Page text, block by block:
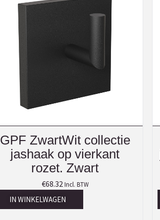
GPF ZwartWit collectie
jashaak op vierkant
rozet. Zwart
€68.32 Incl. BTW
IN WINKELWAGEN